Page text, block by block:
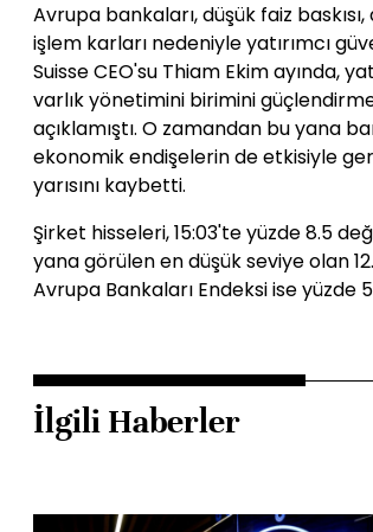
Avrupa bankaları, düşük faiz
işlem karları nedeniyle yatırımcı
Suisse CEO'su Thiam Ekim ayında,
varlık yönetimini birimini
açıklamıştı. O zamandan bu yana
ekonomik endişelerin de etkisiyle
yarısını kaybetti.
Şirket hisseleri, 15:03'te yüzde 8.5
yana görülen en düşük seviye olan
Avrupa Bankaları Endeksi ise yüzde
İlgili Haberler